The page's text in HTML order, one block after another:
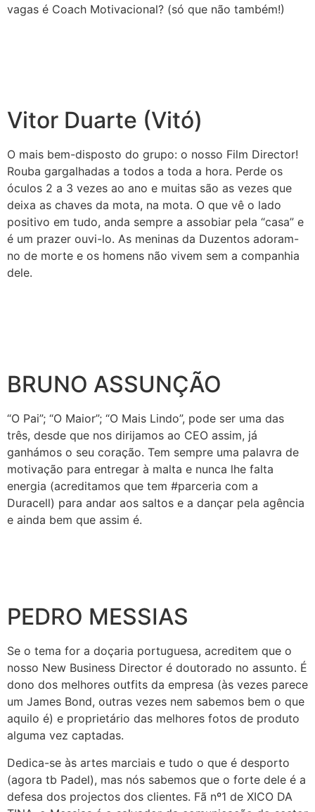
vagas é Coach Motivacional? (só que não também!)
Vitor Duarte (Vitó)
O mais bem-disposto do grupo: o nosso Film Director!
Rouba gargalhadas a todos a toda a hora. Perde os
óculos 2 a 3 vezes ao ano e muitas são as vezes que
deixa as chaves da mota, na mota. O que vê o lado
positivo em tudo, anda sempre a assobiar pela “casa” e
é um prazer ouvi-lo. As meninas da Duzentos adoram-
no de morte e os homens não vivem sem a companhia
dele.
BRUNO ASSUNÇÃO
“O Pai”; “O Maior”; “O Mais Lindo”, pode ser uma das
três, desde que nos dirijamos ao CEO assim, já
ganhámos o seu coração. Tem sempre uma palavra de
motivação para entregar à malta e nunca lhe falta
energia (acreditamos que tem #parceria com a
Duracell) para andar aos saltos e a dançar pela agência
e ainda bem que assim é.
PEDRO MESSIAS
Se o tema for a doçaria portuguesa, acreditem que o
nosso New Business Director é doutorado no assunto. É
dono dos melhores outfits da empresa (às vezes parece
um James Bond, outras vezes nem sabemos bem o que
aquilo é) e proprietário das melhores fotos de produto
alguma vez captadas.
Dedica-se às artes marciais e tudo o que é desporto
(agora tb Padel), mas nós sabemos que o forte dele é a
defesa dos projectos dos clientes. Fã nº1 de XICO DA